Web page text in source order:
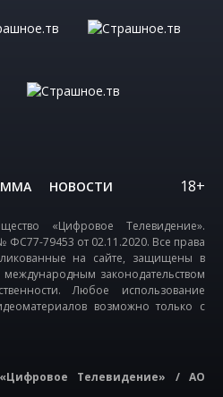
НОВОСТИ 18+
«Цифровое Телевидение».
79453 от 02.11.2020. Все права
на сайте, защищены в
международным законодательством
Любое использование
возможно только с
Телевидение» / АО